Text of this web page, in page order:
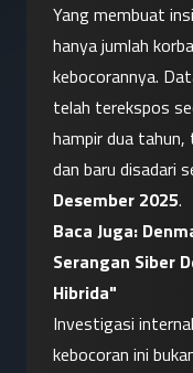
Yang membuat
hanya jumlah
kebocorannya.
telah terekspos
hampir dua
Desember 2025.
Baca Juga:
Serangan Siber
Hibrida"
Investigasi
kebocoran ini